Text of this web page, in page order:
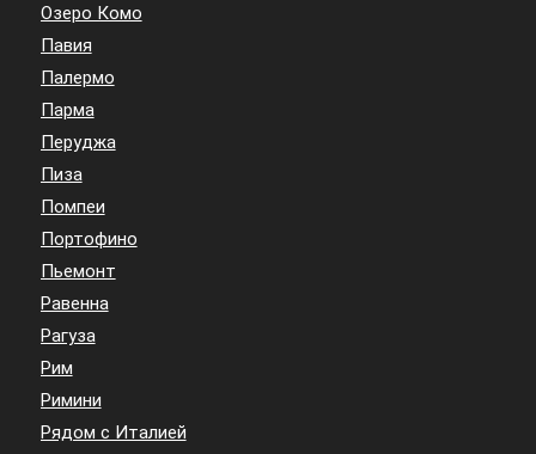
Озеро Комо
Павия
Палермо
Парма
Перуджа
Пиза
Помпеи
Портофино
Пьемонт
Равенна
Рагуза
Рим
Римини
Рядом с Италией